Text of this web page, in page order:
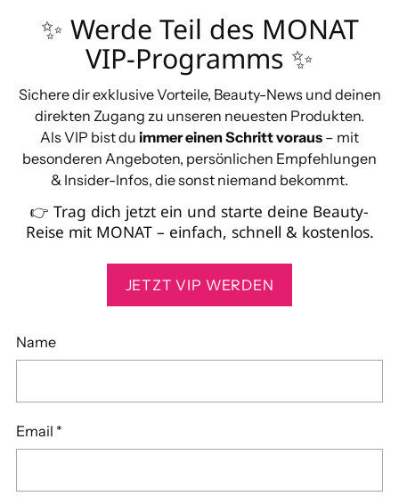
✨ Werde Teil des MONAT
VIP-Programms ✨
Sichere dir exklusive Vorteile, Beauty-News und deinen
direkten Zugang zu unseren neuesten Produkten.
Als VIP bist du immer einen Schritt voraus – mit
besonderen Angeboten, persönlichen Empfehlungen
& Insider-Infos, die sonst niemand bekommt.
👉 Trag dich jetzt ein und starte deine Beauty-
Reise mit MONAT – einfach, schnell & kostenlos.
JETZT VIP WERDEN
Name
Email *